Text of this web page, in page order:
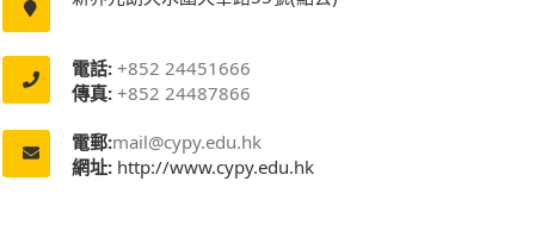
電話: +852 24451666
傳真: +852 24487866
電郵:mail@cypy.edu.hk
網址: http://www.cypy.edu.hk